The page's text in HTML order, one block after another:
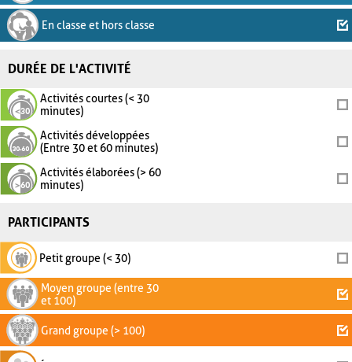
En classe et hors classe
DURÉE DE L'ACTIVITÉ
Activités courtes (< 30
minutes)
Activités développées
(Entre 30 et 60 minutes)
Activités élaborées (> 60
minutes)
PARTICIPANTS
Petit groupe (< 30)
Moyen groupe (entre 30
et 100)
Grand groupe (> 100)